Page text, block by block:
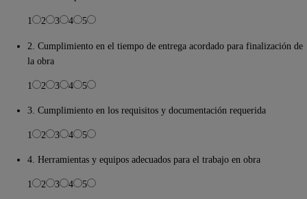
1 2 3 4 5
2. Cumplimiento en el tiempo de entrega acordado para finalización de
la obra
1 2 3 4 5
3. Cumplimiento en los requisitos y documentación requerida
1 2 3 4 5
4. Herramientas y equipos adecuados para el trabajo en obra
1 2 3 4 5